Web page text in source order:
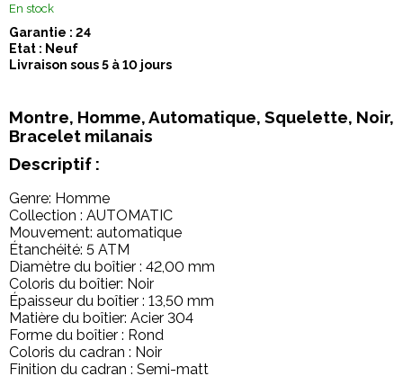
En stock
Garantie : 24
Etat : Neuf
Livraison sous 5 à 10 jours
Montre, Homme, Automatique, Squelette, Noir,
Bracelet milanais
Descriptif :
Genre: Homme
Collection : AUTOMATIC
Mouvement: automatique
Étanchéité: 5 ATM
Diamètre du boîtier : 42,00 mm
Coloris du boîtier: Noir
Épaisseur du boîtier : 13,50 mm
Matière du boîtier: Acier 304
Forme du boîtier : Rond
Coloris du cadran : Noir
Finition du cadran : Semi-matt